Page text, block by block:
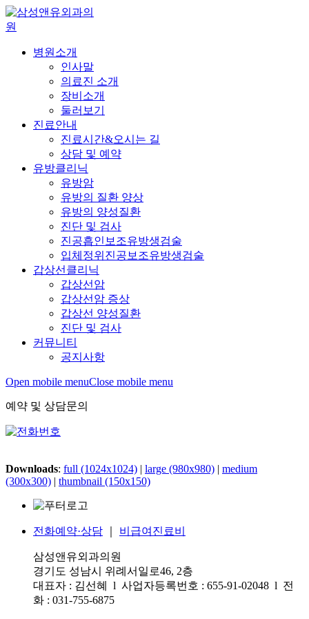
병원소개
인사말
의료진 소개
장비소개
둘러보기
진료안내
진료시간&오시는 길
상담 및 예약
유방클리닉
유방암
유방의 질환 양상
유방의 양성질환
진단 및 검사
진공흡인보조유방생검술
입체정위진공보조유방생검술
갑상선클리닉
갑상선암
갑상선암 증상
갑상선 양성질환
진단 및 검사
커뮤니티
공지사항
Open mobile menuClose mobile menu
예약 및 상담문의
Downloads: full (1024x1024) | large (980x980) | medium
(300x300) | thumbnail (150x150)
전화예약·상담 비급여진료비
삼성앤유외과의원
경기도 성남시 위례서일로46, 2층
대표자 : 김선혜 l 사업자등록번호 : 655-91-02048 l 전
화 : 031-755-6875